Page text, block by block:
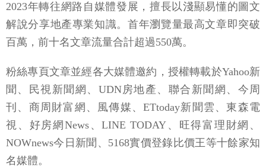
2023年轉往網路自媒體發展，擅長以淺顯易懂的圖文
解說分享地產專業知識。首年瀏覽量最高文章即突破
百萬，前十名文章流量合計超過550萬。
粉絲專頁文章並經各大媒體邀約，授權轉載於Yahoo新
聞、民視新聞網、UDN房地產、聯合新聞網、今周
刊、商周財富網、風傳媒、ETtoday新聞雲、東森電
視、好房網News、LINE TODAY、旺得富理財網、
NOWnews今日新聞、5168實價登錄比價王等十餘家知
名媒體。